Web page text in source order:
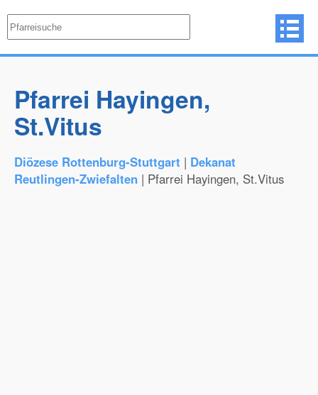
Pfarrei Hayingen,
St.Vitus
Diözese Rottenburg-Stuttgart | Dekanat
Reutlingen-Zwiefalten | Pfarrei Hayingen, St.Vitus